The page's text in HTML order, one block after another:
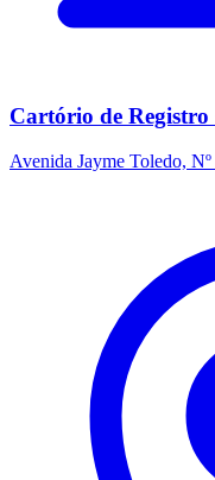
Cartório de
Avenida Jayme Toledo,